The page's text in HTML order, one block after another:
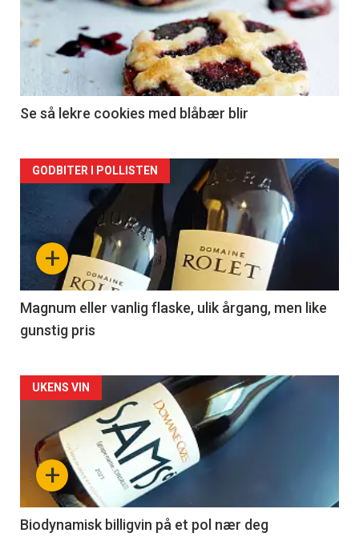
akkurat
nå
2
Se så lekre cookies med blåbær blir
Forsiden
akkurat
nå
3
+
GODBITER I POLLISTEN
Magnum eller vanlig flaske, ulik årgang, men like
gunstig pris
Forsiden
akkurat
nå
4
+
UKENS VIN
Biodynamisk billigvin på et pol nær deg